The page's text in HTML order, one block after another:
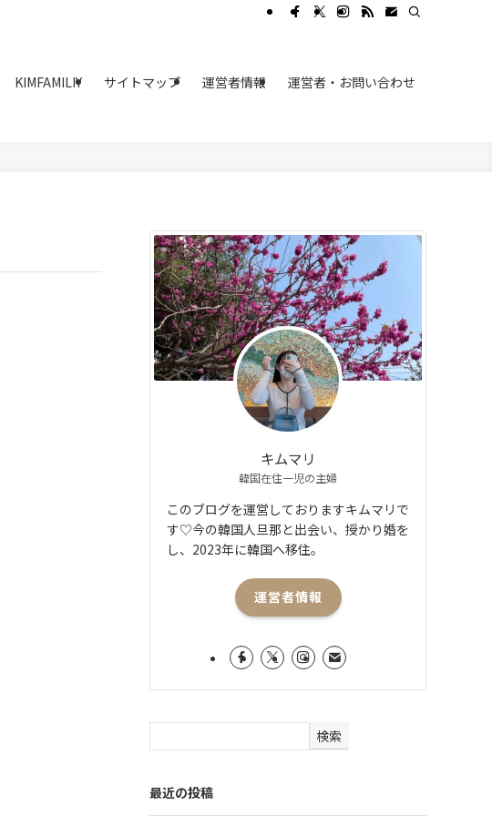
KIMFAMILIY サイトマップ 運営者情報 運営者・お問い合わせ
キムマリ
韓国在住一児の主婦
このブログを運営しておりますキムマリで
す♡今の韓国人旦那と出会い、授かり婚を
し、2023年に韓国へ移住。
運営者情報
検索
最近の投稿